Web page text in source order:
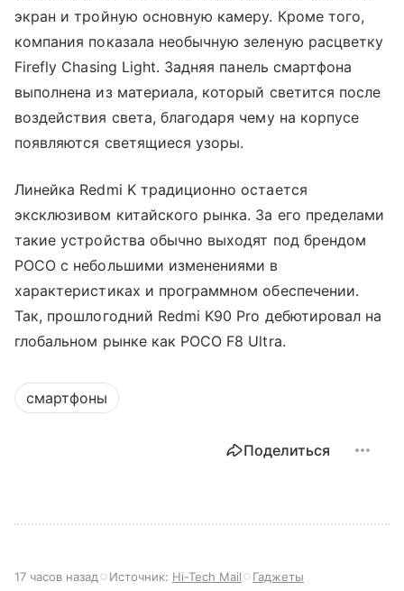
экран и тройную основную камеру. Кроме того,
компания показала необычную зеленую расцветку
Firefly Chasing Light. Задняя панель смартфона
выполнена из материала, который светится после
воздействия света, благодаря чему на корпусе
появляются светящиеся узоры.
Линейка Redmi K традиционно остается
эксклюзивом китайского рынка. За его пределами
такие устройства обычно выходят под брендом
POCO с небольшими изменениями в
характеристиках и программном обеспечении.
Так, прошлогодний Redmi K90 Pro дебютировал на
глобальном рынке как POCO F8 Ultra.
смартфоны
Поделиться
17 часов назад Источник: Hi-Tech Mail Гаджеты